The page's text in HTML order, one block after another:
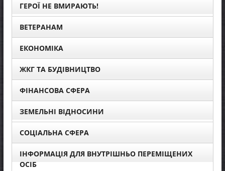
ГЕРОЇ НЕ ВМИРАЮТЬ!
ВЕТЕРАНАМ
ЕКОНОМІКА
ЖКГ ТА БУДІВНИЦТВО
ФІНАНСОВА СФЕРА
ЗЕМЕЛЬНІ ВІДНОСИНИ
СОЦІАЛЬНА СФЕРА
ІНФОРМАЦІЯ ДЛЯ ВНУТРІШНЬО ПЕРЕМІЩЕНИХ
ОСІБ